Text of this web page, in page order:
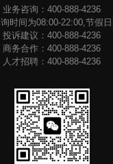
业务咨询：400-888-4236
时间为08:00-22:00,节假
投诉建议：400-888-4236
商务合作：400-888-4236
人才招聘：400-888-4236